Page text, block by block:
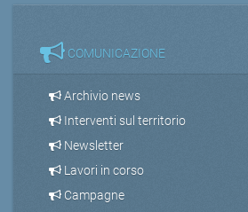
COMUNICAZIONE
Archivio news
Interventi sul territorio
Newsletter
Lavori in corso
Campagne